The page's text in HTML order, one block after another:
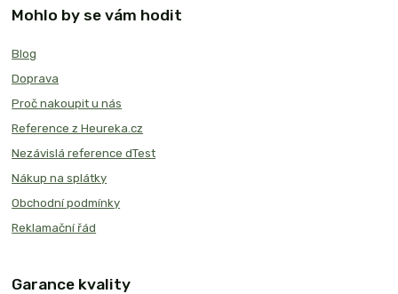
Mohlo by se vám hodit
Blog
Doprava
Proč nakoupit u nás
Reference z Heureka.cz
Nezávislá reference dTest
Nákup na splátky
Obchodní podmínky
Reklamační řád
Garance kvality